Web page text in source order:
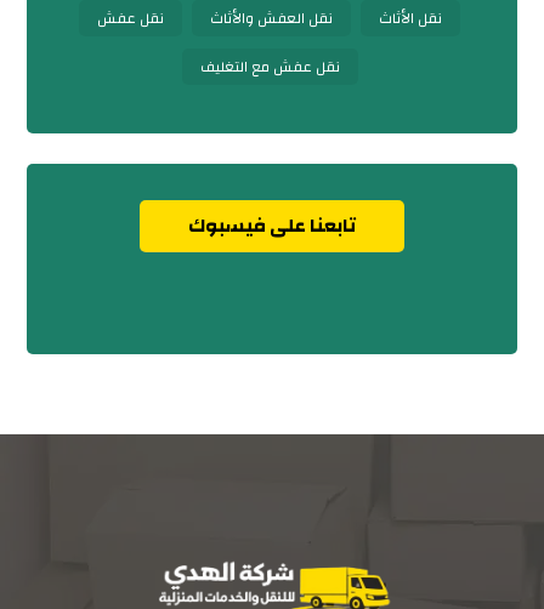
نقل الأثاث
نقل العفش والأثاث
نقل عفش
نقل عفش مع التغليف
تابعنا على فيسبوك